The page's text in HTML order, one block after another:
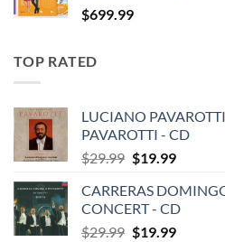
$699.99
TOP RATED
LUCIANO
PAVAROTTI - CD
$29.99 Original
was:
$29.99.
$19.99Current
is:
$19.99.
CARRERAS
CONCERT - CD
$29.99 Original
$19.99Current